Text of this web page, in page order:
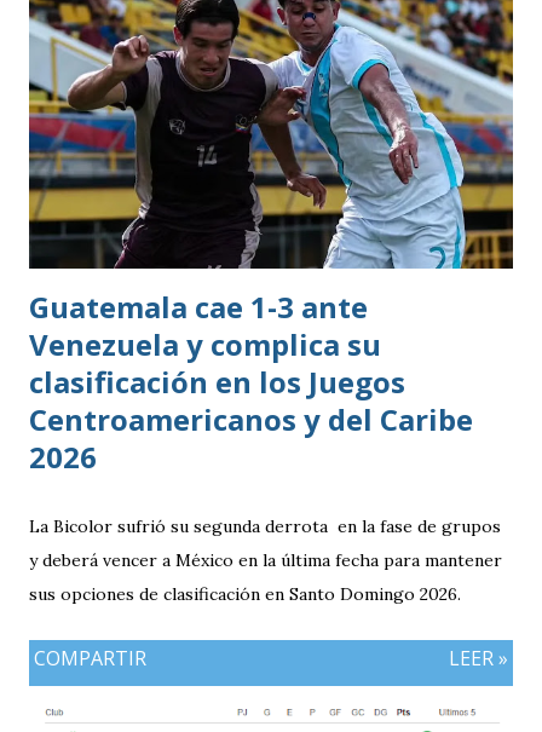
Guatemala cae 1-3 ante
Venezuela y complica su
clasificación en los Juegos
Centroamericanos y del Caribe
2026
La Bicolor sufrió su segunda derrota en la fase de grupos
y deberá vencer a México en la última fecha para mantener
sus opciones de clasificación en Santo Domingo 2026.
COMPARTIR LEER »